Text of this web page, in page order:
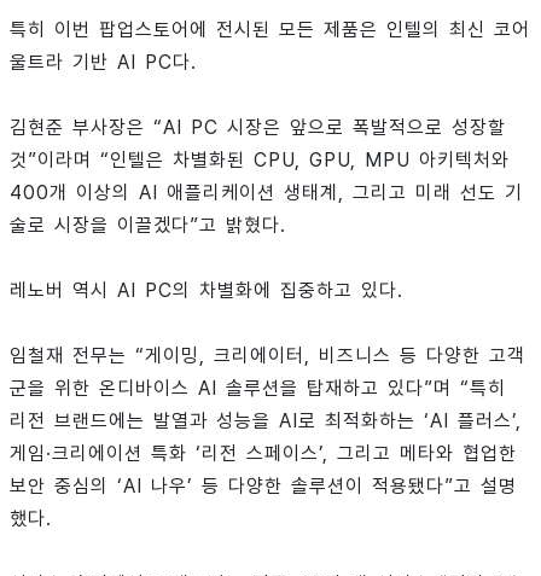
특히 이번 팝업스토어에 전시된 모든 제품은 인텔의 최신 코어
울트라 기반 AI PC다.
김현준 부사장은 “AI PC 시장은 앞으로 폭발적으로 성장할
것”이라며 “인텔은 차별화된 CPU, GPU, MPU 아키텍처와
400개 이상의 AI 애플리케이션 생태계, 그리고 미래 선도 기
술로 시장을 이끌겠다”고 밝혔다.
레노버 역시 AI PC의 차별화에 집중하고 있다.
임철재 전무는 “게이밍, 크리에이터, 비즈니스 등 다양한 고객
군을 위한 온디바이스 AI 솔루션을 탑재하고 있다”며 “특히
리전 브랜드에는 발열과 성능을 AI로 최적화하는 ‘AI 플러스’,
게임·크리에이션 특화 ‘리전 스페이스’, 그리고 메타와 협업한
보안 중심의 ‘AI 나우’ 등 다양한 솔루션이 적용됐다”고 설명
했다.